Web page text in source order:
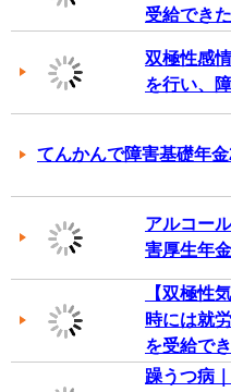
受給でき
双極性感
を行い、
てんかんで障害基礎年
アルコー
害厚生年
【双極性
時には就
を受給で
躁うつ病